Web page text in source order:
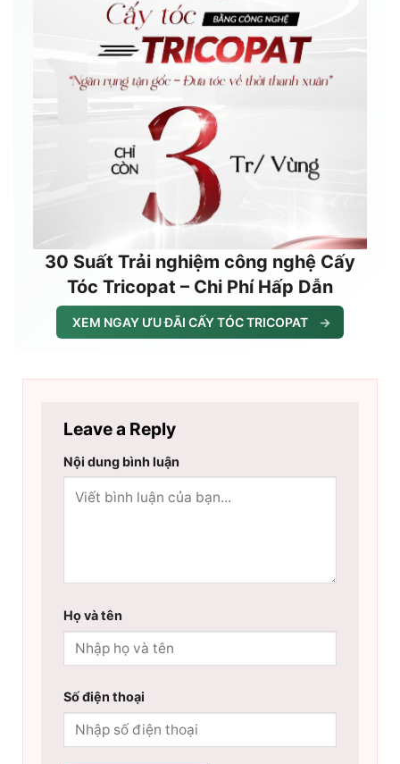
30 Suất Trải nghiệm công nghệ Cấy
Tóc Tricopat – Chi Phí Hấp Dẫn
XEM NGAY ƯU ĐÃI CẤY TÓC TRICOPAT →
Leave a Reply
Nội dung bình luận
Họ và tên
Số điện thoại